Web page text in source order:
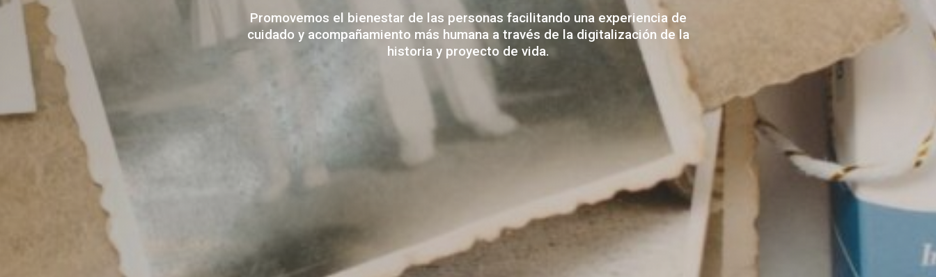
Promovemos el bienestar de las personas facilitando una experiencia de
cuidado y acompañamiento más humana a través de la digitalización de la
historia y proyecto de vida.